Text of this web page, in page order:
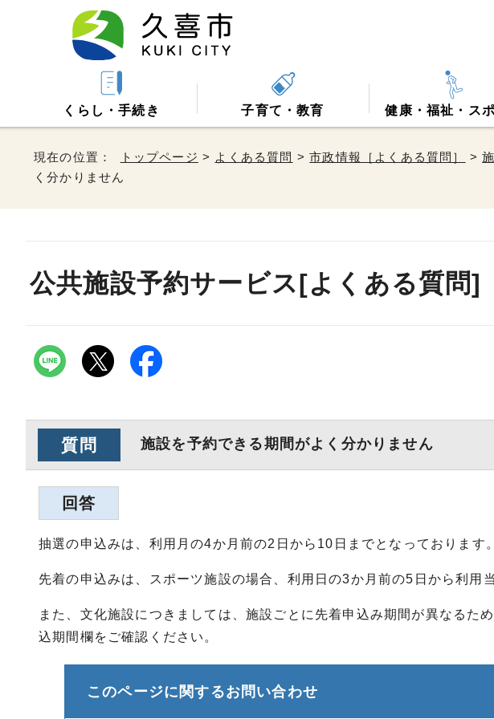
くらし・手続き 子育て・教育 健康・福祉・ス
現在の位置： トップページ > よくある質問 >市政情報［よくある質問］ >
く分かりません
公共施設予約サービス[よくある質問]
質問 施設を予約できる期間がよく分かりません
回答
抽選の申込みは、利用月の4か月前の2日から10日までとなっております
先着の申込みは、スポーツ施設の場合、利用日の3か月前の5日から利用
また、文化施設につきましては、施設ごとに先着申込み期間が異なるた
込期間欄をご確認ください。
このページに関するお問い合わせ